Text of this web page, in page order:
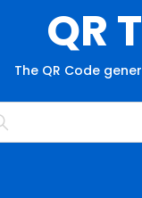
QR
The QR Code